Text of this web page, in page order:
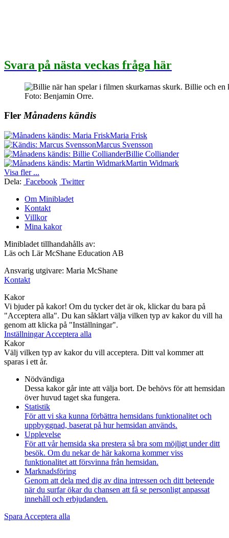
Svara på nästa veckas fråga här
Foto: Benjamin Orre.
FlerMånadens kändis
Maria Frisk
Marcus Svensson
Billie Colliander
Martin Widmark
Visa fler ...
Dela: Facebook Twitter
Om Minibladet
Kontakt
Villkor
Mina kakor
Minibladet tillhandahålls av:
Läs och Lär McShane Education AB
Ansvarig utgivare: Maria McShane
Kontakt
Kakor
Vi bjuder på kakor! Om du tycker det är ok, klickar du bara på
"Acceptera alla". Du kan såklart välja vilken typ av kakor du vill ha
genom att klicka på "Inställningar".
InställningarAcceptera alla
Kakor
Välj vilken typ av kakor du vill acceptera. Ditt val kommer att
sparas i ett år.
Nödvändiga
Dessa kakor går inte att välja bort. De behövs för att hemsidan
över huvud taget ska fungera.
Statistik
För att vi ska kunna förbättra hemsidans funktionalitet och
uppbyggnad, baserat på hur hemsidan används.
Upplevelse
För att vår hemsida ska prestera så bra som möjligt under ditt
besök. Om du nekar de här kakorna kommer viss
funktionalitet att försvinna från hemsidan.
Marknadsföring
Genom att dela med dig av dina intressen och ditt beteende
när du surfar ökar du chansen att få se personligt anpassat
innehåll och erbjudanden.
Spara Acceptera alla